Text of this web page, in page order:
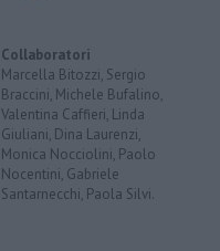
Collaboratori
Marcella Bitozzi, Sergio
Braccini, Michele Bufalino,
Valentina Caffieri, Linda
Giuliani, Dina Laurenzi,
Monica Nocciolini, Paolo
Nocentini, Gabriele
Santarnecchi, Paola Silvi.